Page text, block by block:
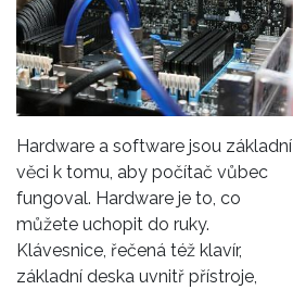
Hardware a software jsou základní
věci k tomu, aby počítač vůbec
fungoval. Hardware je to, co
můžete uchopit do ruky.
Klávesnice, řečená též klavír,
základní deska uvnitř přístroje,